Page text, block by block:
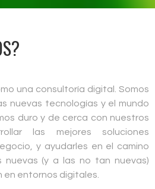
una consultoría digital. Somos
nuevas tecnologías y el mundo
duro y de cerca con nuestros
las mejores soluciones
y ayudarles en el camino
(y a las no tan nuevas)
en entornos digitales.